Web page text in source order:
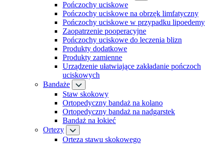
Pończochy uciskowe
Pończochy uciskowe na obrzęk limfatyczny
Pończochy uciskowe w przypadku lipoedemy
Zaopatrzenie pooperacyjne
Pończochy uciskowe do leczenia blizn
Produkty dodatkowe
Produkty zamienne
Urządzenie ułatwiające zakładanie pończoch
uciskowych
Bandaże
Staw skokowy
Ortopedyczny bandaż na kolano
Ortopedyczny bandaż na nadgarstek
Bandaż na łokieć
Ortezy
Orteza stawu skokowego